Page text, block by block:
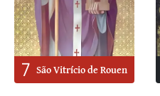
7 São Vitrício de Rouen